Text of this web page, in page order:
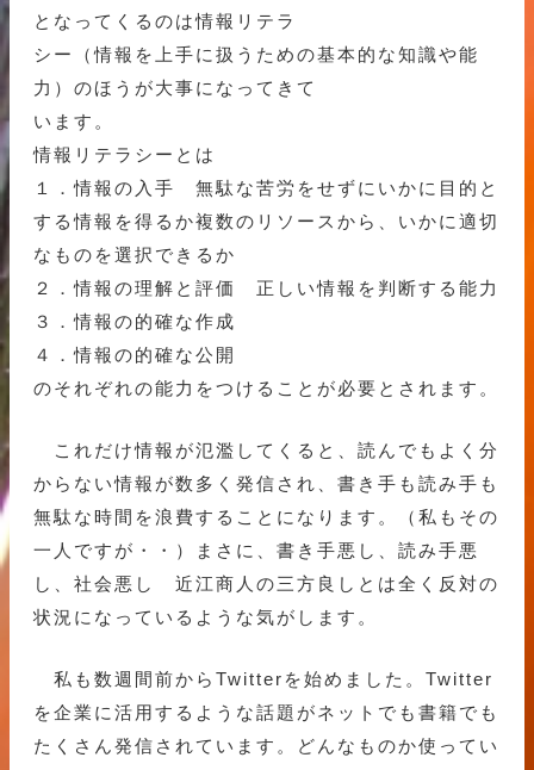
となってくるのは情報リテラ
シー（情報を上手に扱うための基本的な知識や能
力）のほうが大事になってきて
います。
情報リテラシーとは
１．情報の入手 無駄な苦労をせずにいかに目的と
する情報を得るか複数のリソースから、いかに適切
なものを選択できるか
２．情報の理解と評価 正しい情報を判断する能力
３．情報の的確な作成
４．情報の的確な公開
のそれぞれの能力をつけることが必要とされます。
これだけ情報が氾濫してくると、読んでもよく分
からない情報が数多く発信され、書き手も読み手も
無駄な時間を浪費することになります。（私もその
一人ですが・・）まさに、書き手悪し、読み手悪
し、社会悪し 近江商人の三方良しとは全く反対の
状況になっているような気がします。
私も数週間前からTwitterを始めました。Twitter
を企業に活用するような話題がネットでも書籍でも
たくさん発信されています。どんなものか使ってい